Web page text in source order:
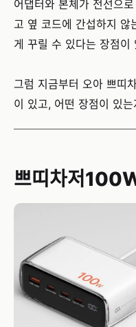
어댑터와 본체가 전선으
고 옆 코드에 간섭하지 않
게 꾸릴 수 있다는 장점이
그럼 지금부터 오아 쁘띠
이 있고, 어떤 장점이 있
쁘띠차저